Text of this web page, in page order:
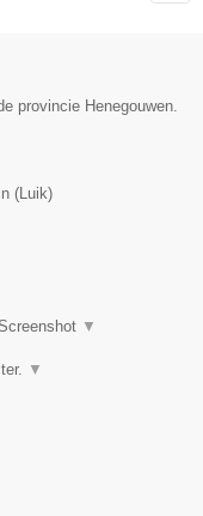
provincie Henegouwen.
( Luik)
▼
▼